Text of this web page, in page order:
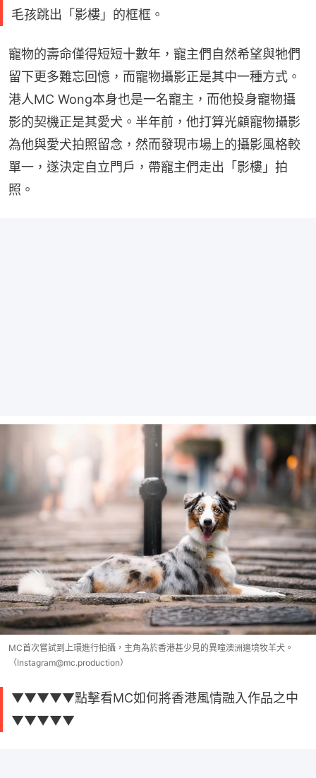
毛孩跳出「影樓」的框框。
寵物的壽命僅得短短十數年，寵主們自然希望與牠們
留下更多難忘回憶，而寵物攝影正是其中一種方式。
港人MC Wong本身也是一名寵主，而他投身寵物攝
影的契機正是其愛犬。半年前，他打算光顧寵物攝影
為他與愛犬拍照留念，然而發現市場上的攝影風格較
單一，遂決定自立門戶，帶寵主們走出「影樓」拍
照。
MC首次嘗試到上環進行拍攝，主角為於香港甚少見的異曈澳洲邊境牧羊犬。
（Instagram@mc.production）
▼▼▼▼▼點擊看MC如何將香港風情融入作品之中
▼▼▼▼▼